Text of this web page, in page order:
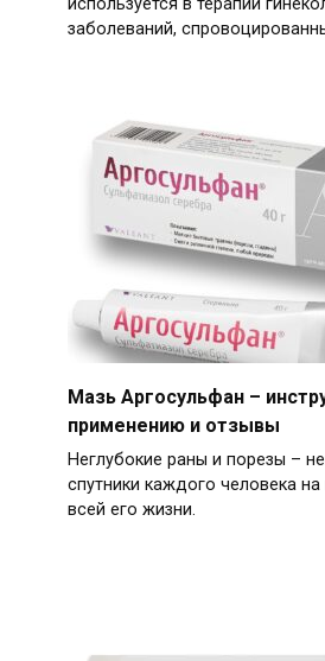
заболеваний,
Мазь Аргосульфан –
применению и отзывы
Неглубокие раны и порезы –
спутники каждого человека
всей его жизни.